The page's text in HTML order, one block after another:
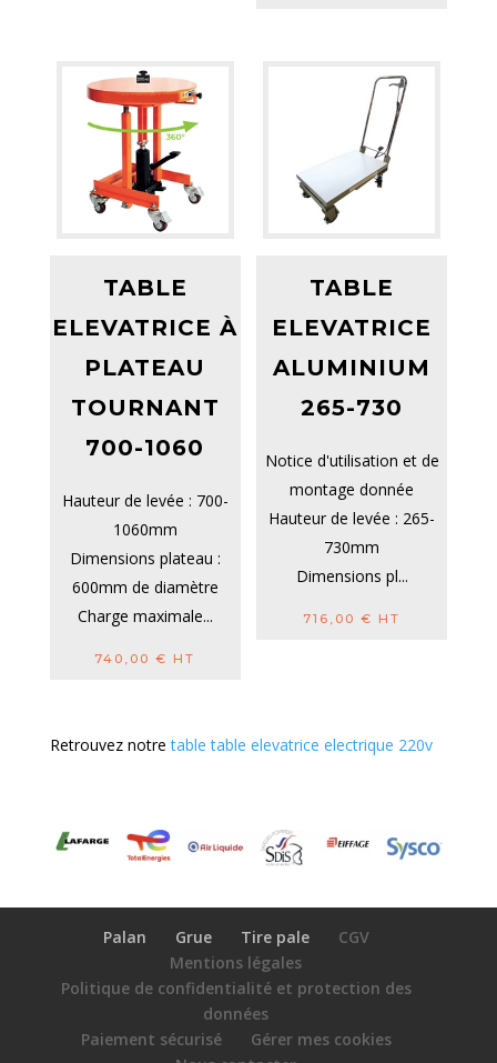
TABLE
ELEVATRICE À
PLATEAU
TOURNANT
700-1060
Hauteur de levée : 700-
1060mm
Dimensions plateau :
600mm de diamètre
Charge maximale...
740,00€ HT
TABLE
ELEVATRICE
ALUMINIUM
265-730
Notice d'utilisation et de
montage donnée
Hauteur de levée : 265-
730mm
Dimensions pl...
716,00€ HT
Retrouvez notretable table elevatrice electrique 220v
Palan Grue Tire pale
CGV
Mentions légales
Politique de confidentialité et protection des
données
Paiement sécurisé
Gérer mes cookies